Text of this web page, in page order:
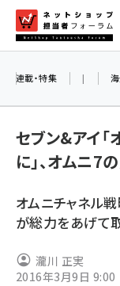
ン
yahoo
ecbeing
連載・特集 |
セブン&アイ
に」、オムニ7
オムニチャネル
が総力をあげて
瀧川 正実
2016年3月9日 9:00